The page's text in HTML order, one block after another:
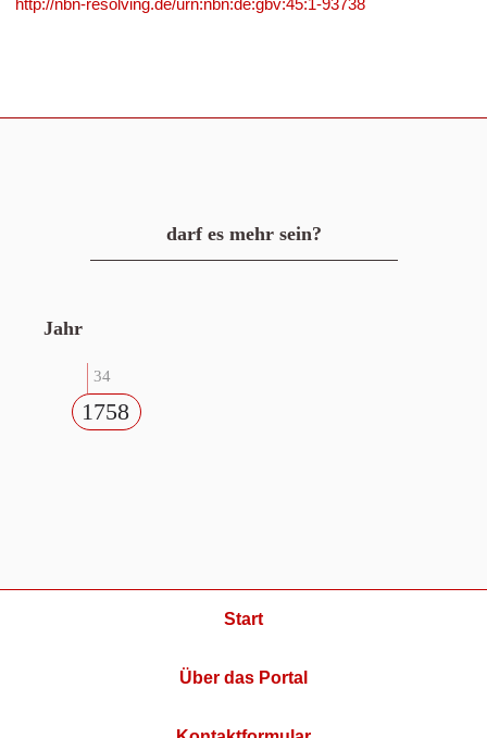
http://nbn-resolving.de/urn:nbn:de:gbv:45:1-93738
darf es mehr sein?
Jahr
34
1758
Start
Über das Portal